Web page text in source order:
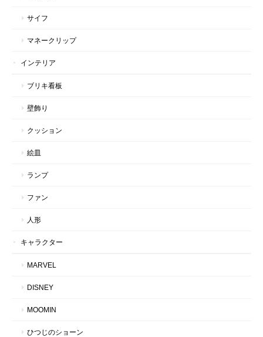
サイフ
マネークリップ
インテリア
ブリキ看板
壁飾り
クッション
絵皿
ランプ
ファン
人形
キャラクター
MARVEL
DISNEY
MOOMIN
ひつじのショーン